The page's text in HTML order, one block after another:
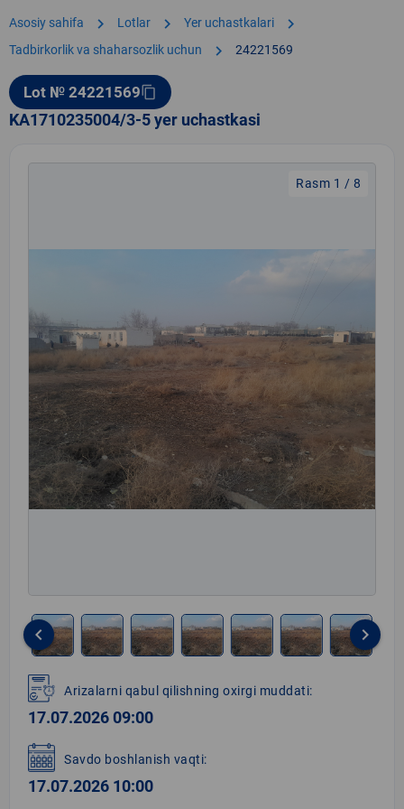
Asosiy sahifa chevron_right Lotlar chevron_right Yer uchastkalari chevron_right
Tadbirkorlik va shaharsozlik uchun chevron_right 24221569
Lot № 24221569content_copy
KA1710235004/3-5 yer uchastkasi
Rasm 1 / 8
1
of
8
keyboard_arrow_left keyboard_arrow_right
Arizalarni qabul qilishning oxirgi muddati:
17.07.2026 09:00
Savdo boshlanish vaqti:
17.07.2026 10:00